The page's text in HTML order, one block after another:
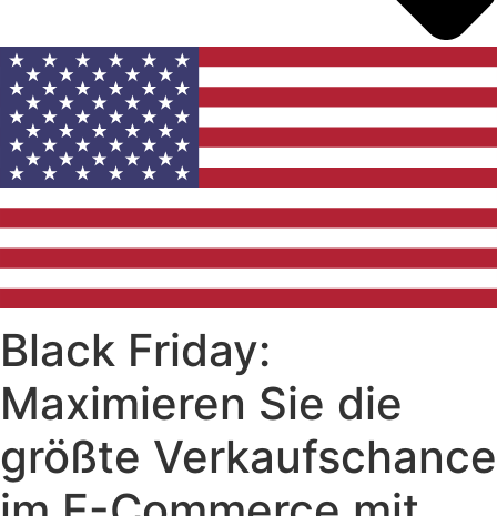
Black Friday:
Maximieren Sie die
größte Verkaufschance